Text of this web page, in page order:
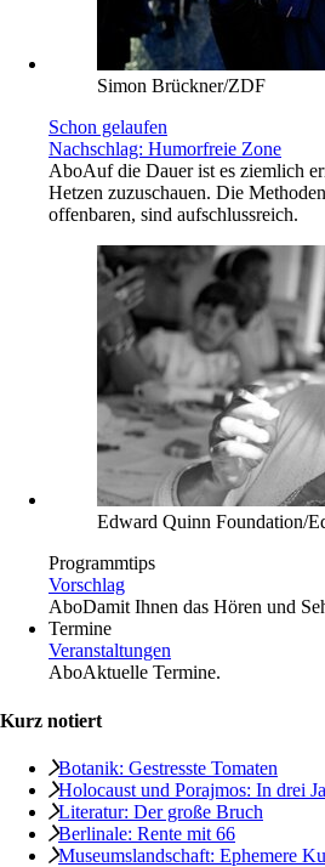
Simon Brückner/ZDF
Schon gelaufen
Nachschlag: Humorfreie Zone
AboAuf die Dauer ist es ziemlich
Hetzen zuzuschauen. Die
offenbaren, sind aufschlussreich.
Edward Quinn Foundation/
Programmtips
Vorschlag
AboDamit Ihnen das Hören und
Termine
Veranstaltungen
AboAktuelle Termine.
Kurz notiert
Botanik: Gestresste Tomaten
Holocaust und Porajmos: In drei
Literatur: Der große Bruch
Berlinale: Rente mit 66
Museumslandschaft: Ephemere